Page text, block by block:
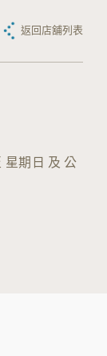
返回店舖列表
星期日 及 公